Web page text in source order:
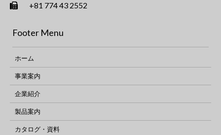
+81 774 43 2552
Footer Menu
ホーム
事業案内
企業紹介
製品案内
カタログ・資料